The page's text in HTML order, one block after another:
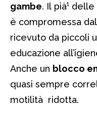
gambe. Il pià¹
è compromessa
ricevuto da piccoli
educazione
Anche un blocco
quasi sempre
motilità ridotta.